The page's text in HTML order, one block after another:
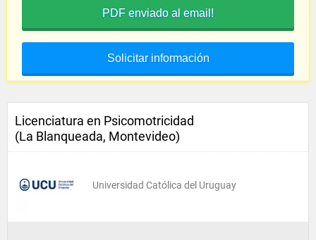
PDF enviado al email!
Solicitar información
Licenciatura en Psicomotricidad
(La Blanqueada, Montevideo)
Universidad Católica del Uruguay